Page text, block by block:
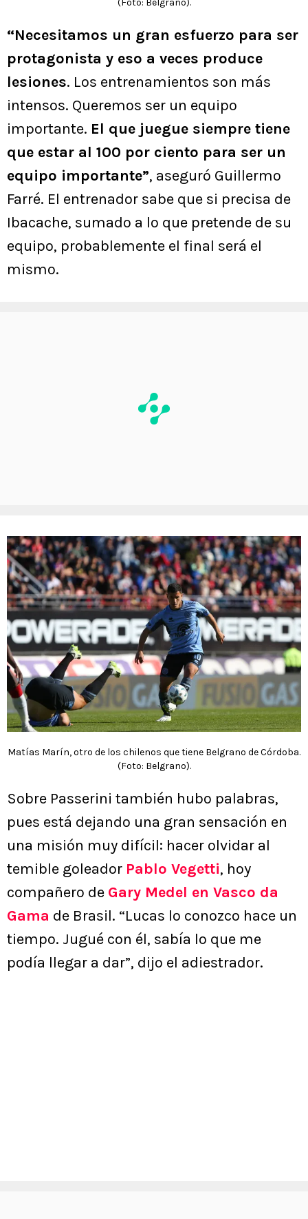
(Foto: Belgrano).
“Necesitamos un gran esfuerzo para ser
protagonista y eso a veces produce
lesiones. Los entrenamientos son más
intensos. Queremos ser un equipo
importante. El que juegue siempre tiene
que estar al 100 por ciento para ser un
equipo importante”, aseguró Guillermo
Farré. El entrenador sabe que si precisa de
Ibacache, sumado a lo que pretende de su
equipo, probablemente el final será el
mismo.
Matías Marín, otro de los chilenos que tiene Belgrano de Córdoba.
(Foto: Belgrano).
Sobre Passerini también hubo palabras,
pues está dejando una gran sensación en
una misión muy difícil: hacer olvidar al
temible goleador Pablo Vegetti, hoy
compañero de Gary Medel en Vasco da
Gama de Brasil. “Lucas lo conozco hace un
tiempo. Jugué con él, sabía lo que me
podía llegar a dar”, dijo el adiestrador.